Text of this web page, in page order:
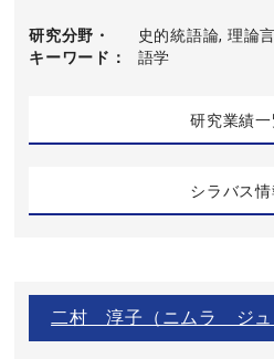
研究分野・
キーワード
史的統語論, 理論
語学
研究業績一
シラバス情
二村 淳子（ニムラ ジュ